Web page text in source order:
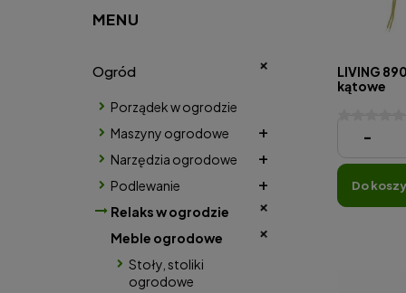
MENU
Ogród
Porządek w ogrodzie
Maszyny ogrodowe
Narzędzia ogrodowe
Podlewanie
Relaks w ogrodzie
Meble ogrodowe
Stoły, stoliki
ogrodowe
LIVING
kątowe
45,87 zł
-
do